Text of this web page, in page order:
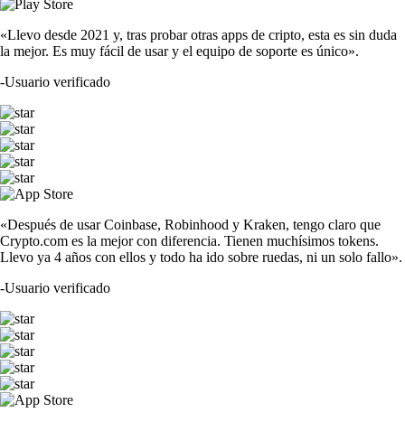
«Llevo desde 2021 y, tras probar otras apps de cripto, esta es sin duda
la mejor. Es muy fácil de usar y el equipo de soporte es único».
-Usuario verificado
«Después de usar Coinbase, Robinhood y Kraken, tengo claro que
Crypto.com es la mejor con diferencia. Tienen muchísimos tokens.
Llevo ya 4 años con ellos y todo ha ido sobre ruedas, ni un solo fallo».
-Usuario verificado